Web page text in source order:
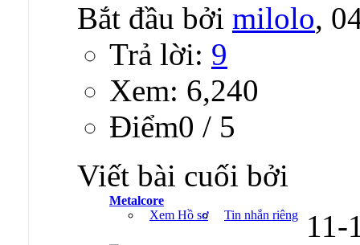
Bắt đầu bởi milolo,
Trả lời: 9
Xem: 6,240
Ðiểm0 / 5
Viết bài cuối bởi
Metalcore
Xem Hồ sơ
Tin nhắn riêng 11-